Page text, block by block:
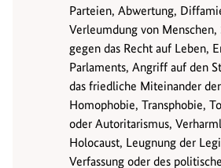
Parteien, Abwertung,
Verleumdung von Menschen,
gegen das Recht auf Leben,
Parlaments, Angriff auf den
das friedliche Miteinander
Homophobie, Transphobie,
oder Autoritarismus,
Holocaust, Leugnung der
Verfassung oder des